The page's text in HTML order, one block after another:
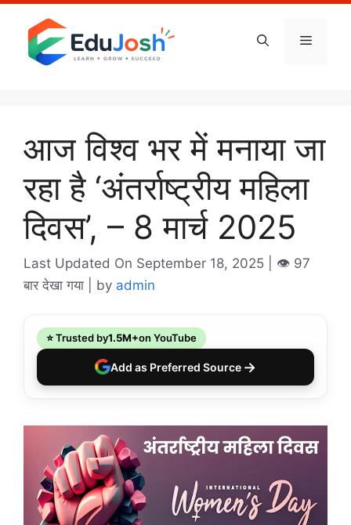
Skip
content
Menu
आज विश्व भर में मनाया जा
रहा है ‘अंतर्राष्ट्रीय महिला
दिवस’, – 8 मार्च 2025
Last Updated On September 18, 2025 | 👁️ 97
बार देखा गया |
by admin
⭐ Trusted by1.5M+on YouTube
Add as Preferred Source →